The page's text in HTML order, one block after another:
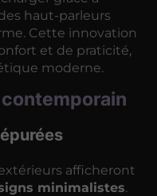
haut-parleurs
Cette innovation
et de praticité,
moderne.
afficheront
minimalistes.